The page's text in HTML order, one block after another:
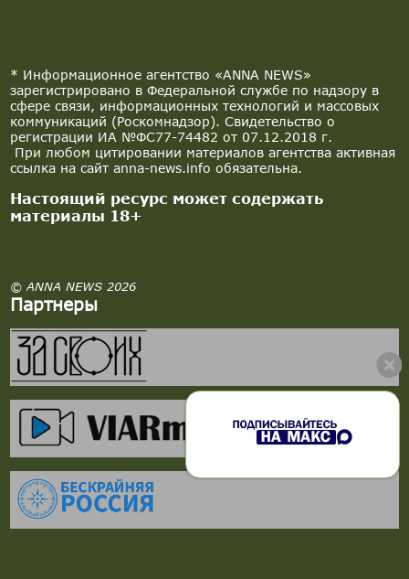
* Информационное агентство «ANNA NEWS»
зарегистрировано в Федеральной службе по надзору в
сфере связи, информационных технологий и массовых
коммуникаций (Роскомнадзор). Свидетельство о
регистрации ИА №ФС77-74482 от 07.12.2018 г.
При любом цитировании материалов агентства активная
ссылка на сайт anna-news.info обязательна.
Настоящий ресурс может содержать
материалы 18+
© ANNA NEWS 2026
Партнеры